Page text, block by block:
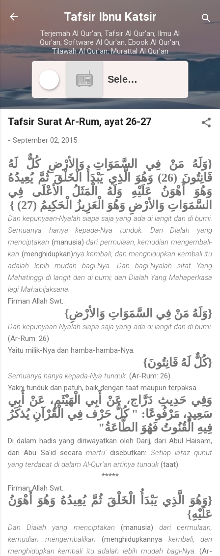
Skip to main content
Tafsir Ibnu Katsir
Terjemah Al Qur'an, Tafsir Al Qur'an, Ilmu Al
Qur'an, Software Al Qur'an, Ebook Al Qur'an,
Tilawah Al Qur'an, Murattal Al Qur'an
Select radio station
Tafsir Surat Ar-Rum, ayat 26-27
- September 02, 2015
{وَلَهُ مَنْ فِي السَّمَوَاتِ وَالأرْضِ كُلٌّ لَهُ
قَانِتُونَ (26) وَهُوَ الَّذِي يَبْدَأُ الْخَلْقَ ثُمَّ يُعِيدُهُ
وَهُوَ أَهْوَنُ عَلَيْهِ وَلَهُ الْمَثَلُ الأعْلَى فِي
السَّمَوَاتِ وَالأرْضِ وَهُوَ الْعَزِيزُ الْحَكِيمُ (27) }
Dan kepunyaan-Nyalah siapa saja yang ada di langit dan di bumi.
Semuanya hanya kepada-Nya tunduk. Dan Dialah yang
menciptakan (manusia)dari permulaan, kemudian mengembali­
kan (menghidupkan)nya kembali, dan menghidupkan kembali itu
adalah lebih mudah bagi-Nya. Dan bagi-Nyalah sifat Yang
Mahatinggi di langit dan di bumi; dan Dialah Yang Maha­perkasa
lagi Mahabijaksana.
Firman Allah Swt.:
{وَلَهُ مَنْ فِي السَّمَوَاتِ وَالأرْضِ}
Dan kepunyaan-Nyalah siapa saja yang ada di langit dan di bumi.
(Ar-Rum: 26)
Yaitu milik-Nya dan hamba-hamba-Nya.
{كُلٌّ لَهُ قَانِتُونَ}
Semuanya hanya kepada-Nya tunduk. (Ar-Rum: 26)
Yakni tunduk dan patuh, baik dengan taat maupun terpaksa.
وَفِي حَدِيثِ دَرَّاج، عَنْ أَبِي الْهَيْثَمِ، عَنْ أَبِي
سَعِيدٍ، مَرْفُوعًا: " كُلُّ حَرْف فِي الْقُرْآنِ يُذكَرُ
فِيهِ الْقُنُوتُ فَهُوَ الطَّاعَةُ"
Di dalam hadis yang diriwayatkan oleh Darij, dari Abul Haisam,
dari Abu Sa'id secara marfu'disebutkan: Setiap lafaz qunut
yang terdapat di dalam Al-Qur’an artinya tunduk (taat).
*****
Firman Allah Swt.:
{وَهُوَ الَّذِي يَبْدَأُ الْخَلْقَ ثُمَّ يُعِيدُهُ وَهُوَ أَهْوَنُ
عَلَيْهِ}
Dan Dialah yang menciptakan (manusia) dari permulaan,
kemudian mengembalikan (menghidupkannya kembali, dan
menghidupkan kembali itu adalah lebih mudah bagi-Nya. (Ar-